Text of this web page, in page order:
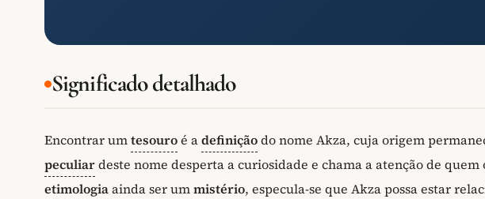
Significado detalhado
Encontrar umtesouroé adefiniçãodo nome Akza, cuja origem
peculiardeste nome desperta a curiosidade e chama a atenção de
etimologiaainda ser ummistério, especula-se que Akza possa estar